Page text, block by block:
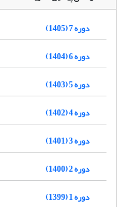
دوره 7 (1405)
دوره 6 (1404)
دوره 5 (1403)
دوره 4 (1402)
دوره 3 (1401)
دوره 2 (1400)
دوره 1 (1399)